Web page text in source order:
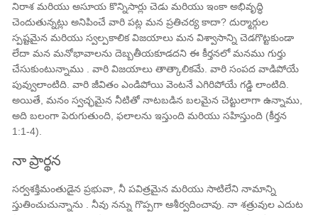
నిరాశ మరియు అసూయ కొన్నిసార్లు చెడు మరియు ఇంకా అభివృద్ధి
చెందుతున్నట్లు అనిపించే వారి పట్ల మన ప్రతిచర్య కాదా? దుర్మార్గుల
స్పష్టమైన మరియు స్వల్పకాలిక విజయాలు మన విశ్వాసాన్ని చెడగొట్టకుండా
లేదా మన మనోభావాలను దెబ్బతీయకూడదని ఈ కీర్తనలో మనము గుర్తు
చేసుకుంటున్నాము . వారి విజయాలు తాత్కాలికమే. వారి సంపద వాడిపోయే
పువ్వులాంటిది. వారి జీవితం ఎండిపోయి వెంటనే ఎగిరిపోయే గడ్డి లాంటిది.
అయితే, మనం స్వచ్ఛమైన నీటితో నాటబడిన బలమైన చెట్టులాగా ఉన్నాము,
అది బలంగా పెరుగుతుంది, ఫలాలను ఇస్తుంది మరియు సహిస్తుంది (కీర్తన
1:1-4).
నా ప్రార్థన
సర్వశక్తిమంతుడైన ప్రభువా, నీ పవిత్రమైన మరియు సాటిలేని నామాన్ని
స్తుతించుచున్నాను . నీవు నన్ను గొప్పగా ఆశీర్వదించావు. నా శత్రువుల ఎదుట